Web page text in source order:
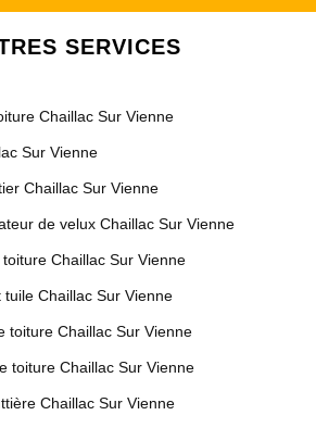
SERVICES
Chaillac Sur Vienne
Sur Vienne
Chaillac Sur Vienne
de velux Chaillac Sur Vienne
Chaillac Sur Vienne
Chaillac Sur Vienne
toiture Chaillac Sur Vienne
toiture Chaillac Sur Vienne
Chaillac Sur Vienne